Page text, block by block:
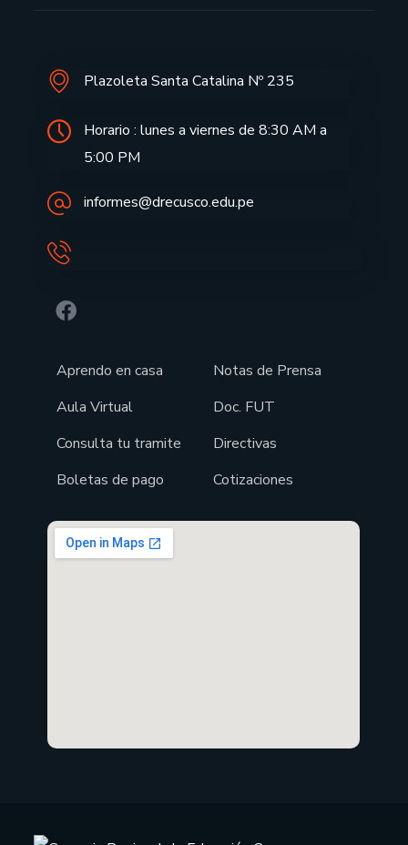
Plazoleta Santa Catalina Nº 235
Horario : lunes a viernes de 8:30 AM a
5:00 PM
informes@drecusco.edu.pe
Aprendo en casa
Aula Virtual
Consulta tu tramite
Boletas de pago
Notas de Prensa
Doc. FUT
Directivas
Cotizaciones